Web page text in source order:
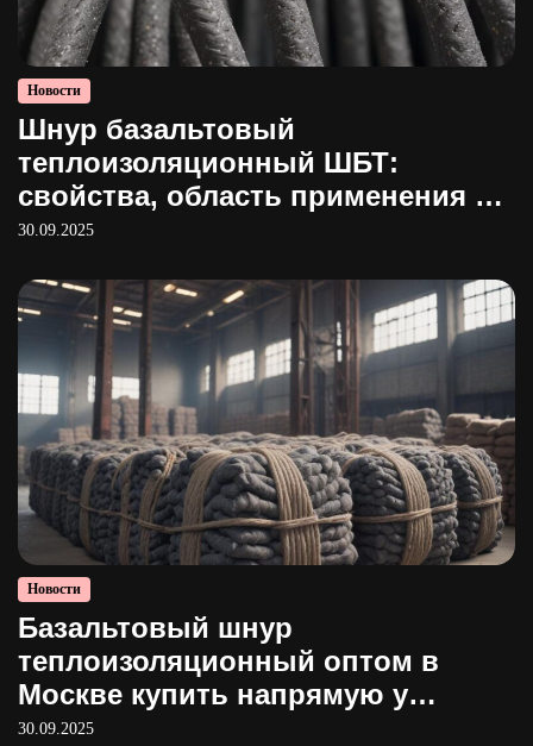
Новости
Шнур базальтовый
теплоизоляционный ШБТ:
свойства, область применения и
производство
30.09.2025
Новости
Базальтовый шнур
теплоизоляционный оптом в
Москве купить напрямую у
производителя
30.09.2025